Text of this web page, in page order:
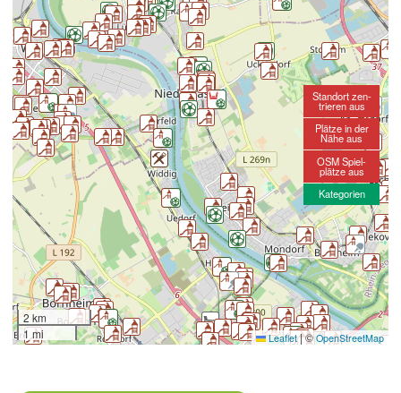
2 km
1 mi
Leaflet |©OpenStreetMap
Standort zen-
trieren aus
Plätze in der
Nähe aus
OSM Spiel-
plätze aus
Kategorien